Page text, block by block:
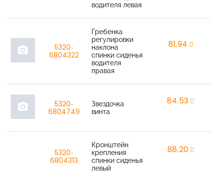
водителя левая
photo_camera
5320-
6804322
Гребенка
регулировки
наклона
спинки сиденья
водителя
правая
81,94
photo_camera
5320-
6804749
Звездочка
винта
84,53
5320-
6804313
Кронштейн
крепления
спинки сиденья
левый
88,20